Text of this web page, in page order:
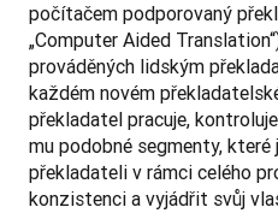
počítačem podporovaný
„Computer Aided
prováděných lidským
každém novém
překladatel pracuje,
mu podobné segmenty,
překladateli v rámci celého
konzistenci a vyjádřit svůj